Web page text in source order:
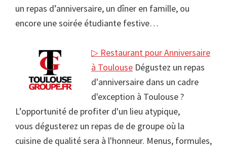
un repas d’anniversaire, un dîner en famille, ou
encore une soirée étudiante festive…
▷ Restaurant pour Anniversaire
à Toulouse Dégustez un repas
d'anniversaire dans un cadre
d'exception à Toulouse ?
L’opportunité de profiter d'un lieu atypique,
vous dégusterez un repas de de groupe où la
cuisine de qualité sera à l'honneur. Menus, formules,